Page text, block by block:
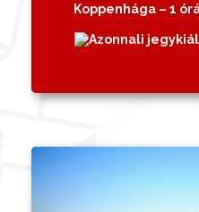
Koppenhága – 1